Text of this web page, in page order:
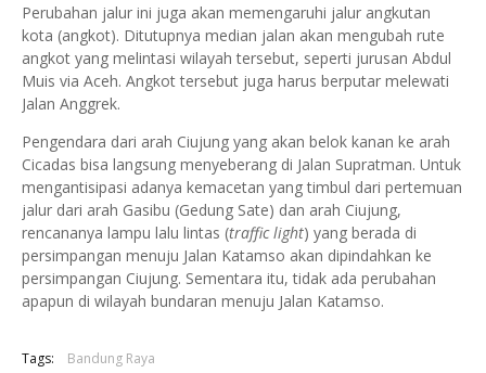
Perubahan jalur ini juga akan memengaruhi jalur angkutan
kota (angkot). Ditutupnya median jalan akan mengubah rute
angkot yang melintasi wilayah tersebut, seperti jurusan Abdul
Muis via Aceh. Angkot tersebut juga harus berputar melewati
Jalan Anggrek.
Pengendara dari arah Ciujung yang akan belok kanan ke arah
Cicadas bisa langsung menyeberang di Jalan Supratman. Untuk
mengantisipasi adanya kemacetan yang timbul dari pertemuan
jalur dari arah Gasibu (Gedung Sate) dan arah Ciujung,
rencananya lampu lalu lintas (traffic light) yang berada di
persimpangan menuju Jalan Katamso akan dipindahkan ke
persimpangan Ciujung. Sementara itu, tidak ada perubahan
apapun di wilayah bundaran menuju Jalan Katamso.
Tags: Bandung Raya